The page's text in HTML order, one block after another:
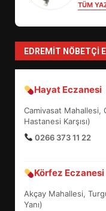
TÜM
EDREMIT NÖBETÇI
Hayat Eczanesi
Camivasat Mahallesi,
Hastanesi Karşısı)
0266 373 11 22
Körfez Eczanesi
Akçay Mahallesi,
Yanı)
4
5
6